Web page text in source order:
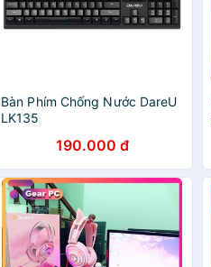
Bàn Phím Chống Nước DareU
LK135
190.000 đ